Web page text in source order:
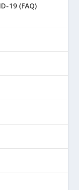
19 (FAQ)